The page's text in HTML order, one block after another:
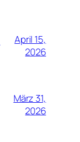
April 15,
2026
März 31,
2026